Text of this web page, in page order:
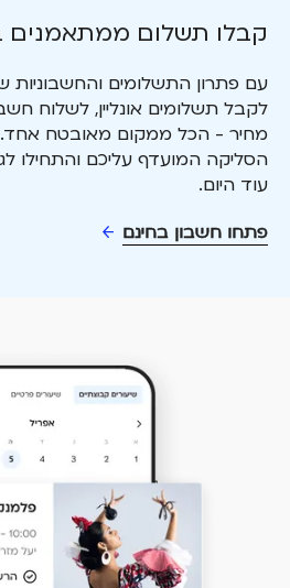
קבלו תשלום ממתאמנים
עם פתרון התשלומים והחשבוניות
לקבל תשלומים אונליין, לשלוח
מחיר - הכל ממקום מאובטח
הסליקה המועדף עליכם והתחילו
עוד היום.
פתחו חשבון בחינם